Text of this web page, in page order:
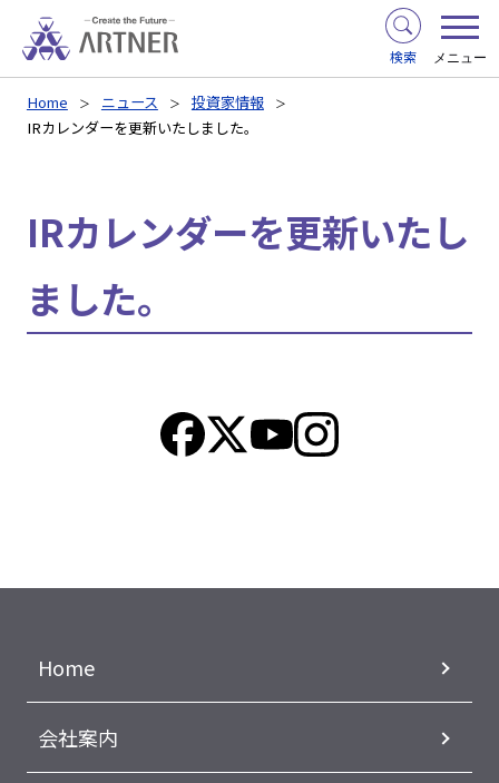
検索 メニュー
Home ニュース
投資家情報
IRカレンダーを更新いたしました。
IRカレンダーを更新いたし
ました。
Home
会社案内